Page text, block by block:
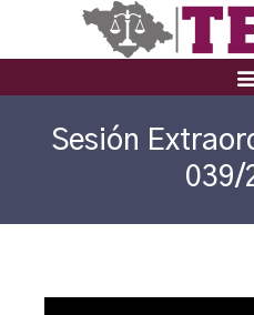
Sesión
039/